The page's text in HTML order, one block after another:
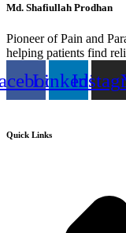
Md. Shafiullah Prodhan
Pioneer of Pain and
helping patients find
Linkedin
Quick Links